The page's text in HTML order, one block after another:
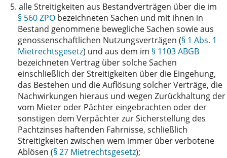
5. alle Streitigkeiten aus Bestandverträgen über die im
§ 560 ZPO bezeichneten Sachen und mit ihnen in
Bestand genommene bewegliche Sachen sowie aus
genossenschaftlichen Nutzungsverträgen (§ 1 Abs. 1
Mietrechtsgesetz) und aus dem im § 1103 ABGB
bezeichneten Vertrag über solche Sachen
einschließlich der Streitigkeiten über die Eingehung,
das Bestehen und die Auflösung solcher Verträge, die
Nachwirkungen hieraus und wegen Zurückhaltung der
vom Mieter oder Pächter eingebrachten oder der
sonstigen dem Verpächter zur Sicherstellung des
Pachtzinses haftenden Fahrnisse, schließlich
Streitigkeiten zwischen wem immer über verbotene
Ablösen (§ 27 Mietrechtsgesetz);